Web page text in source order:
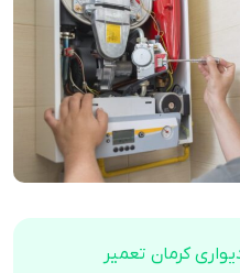
کرمان تعمیر